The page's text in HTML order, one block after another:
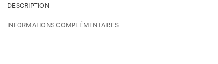
DESCRIPTION
INFORMATIONS COMPLÉMENTAIRES